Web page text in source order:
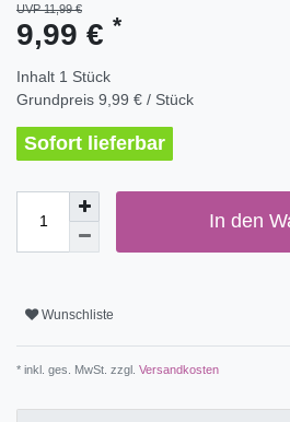
UVP 11,99 €
9,99 € *
Inhalt 1 Stück
Grundpreis 9,99 € / Stück
Sofort lieferbar
In den
Wunschliste
* inkl. ges. MwSt. zzgl. Versandkosten